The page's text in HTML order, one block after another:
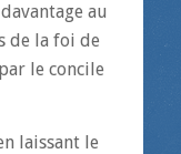
au
de la foi de
le concile
laissant le